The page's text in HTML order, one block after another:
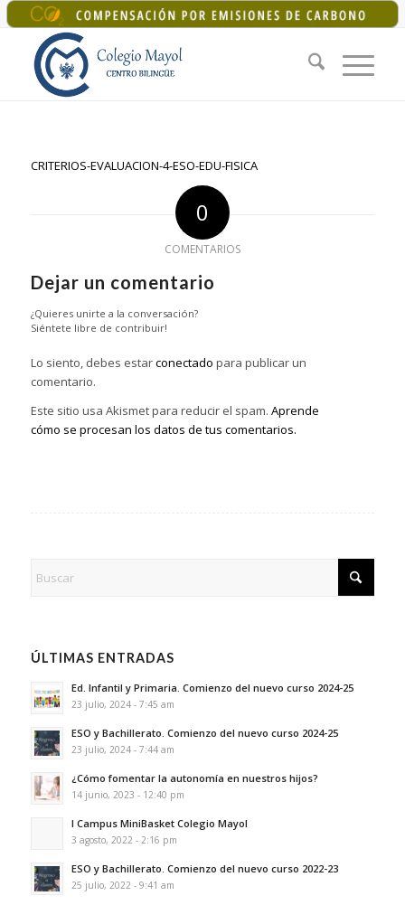
+34 925 22 07 33| colegiomayol@colegiomayol.es
CRITERIOS-EVALUACION-4-ESO-EDU-FISICA
0
COMENTARIOS
Dejar un comentario
¿Quieres unirte a la conversación?
Siéntete libre de contribuir!
Lo siento, debes estarconectado para publicar un
comentario.
Este sitio usa Akismet para reducir el spam. Aprende
cómo se procesan los datos de tus comentarios.
ÚLTIMAS ENTRADAS
Ed. Infantil y Primaria. Comienzo del nuevo curso 2024-25
23 julio, 2024 - 7:45 am
ESO y Bachillerato. Comienzo del nuevo curso 2024-25
23 julio, 2024 - 7:44 am
¿Cómo fomentar la autonomía en nuestros hijos?
14 junio, 2023 - 12:40 pm
I Campus MiniBasket Colegio Mayol
3 agosto, 2022 - 2:16 pm
ESO y Bachillerato. Comienzo del nuevo curso 2022-23
25 julio, 2022 - 9:41 am